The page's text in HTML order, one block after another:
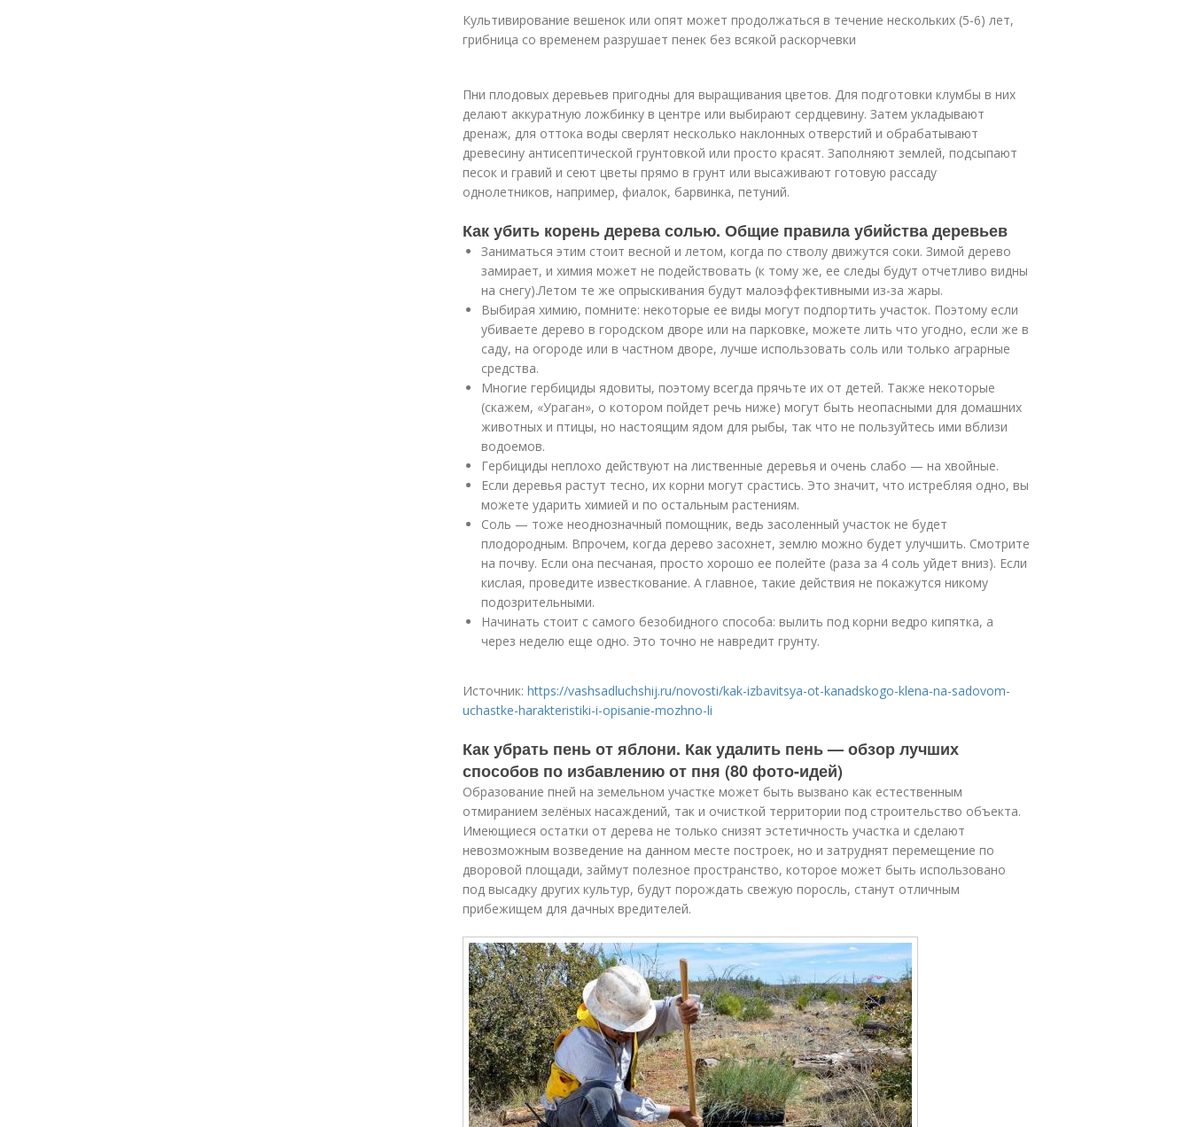
Культивирование вешенок или опят может продолжаться в течение нескольких (5-6) лет,
грибница со временем разрушает пенек без всякой раскорчевки
Пни плодовых деревьев пригодны для выращивания цветов. Для подготовки клумбы в них
делают аккуратную ложбинку в центре или выбирают сердцевину. Затем укладывают
дренаж, для оттока воды сверлят несколько наклонных отверстий и обрабатывают
древесину антисептической грунтовкой или просто красят. Заполняют землей, подсыпают
песок и гравий и сеют цветы прямо в грунт или высаживают готовую рассаду
однолетников, например, фиалок, барвинка, петуний.
Как убить корень дерева солью. Общие правила убийства деревьев
Заниматься этим стоит весной и летом, когда по стволу движутся соки. Зимой дерево
замирает, и химия может не подействовать (к тому же, ее следы будут отчетливо видны
на снегу).Летом те же опрыскивания будут малоэффективными из-за жары.
Выбирая химию, помните: некоторые ее виды могут подпортить участок. Поэтому если
убиваете дерево в городском дворе или на парковке, можете лить что угодно, если же в
саду, на огороде или в частном дворе, лучше использовать соль или только аграрные
средства.
Многие гербициды ядовиты, поэтому всегда прячьте их от детей. Также некоторые
(скажем, «Ураган», о котором пойдет речь ниже) могут быть неопасными для домашних
животных и птицы, но настоящим ядом для рыбы, так что не пользуйтесь ими вблизи
водоемов.
Гербициды неплохо действуют на лиственные деревья и очень слабо — на хвойные.
Если деревья растут тесно, их корни могут срастись. Это значит, что истребляя одно, вы
можете ударить химией и по остальным растениям.
Соль — тоже неоднозначный помощник, ведь засоленный участок не будет
плодородным. Впрочем, когда дерево засохнет, землю можно будет улучшить. Смотрите
на почву. Если она песчаная, просто хорошо ее полейте (раза за 4 соль уйдет вниз). Если
кислая, проведите известкование. А главное, такие действия не покажутся никому
подозрительными.
Начинать стоит с самого безобидного способа: вылить под корни ведро кипятка, а
через неделю еще одно. Это точно не навредит грунту.
Источник: https://vashsadluchshij.ru/novosti/kak-izbavitsya-ot-kanadskogo-klena-na-sadovom-
uchastke-harakteristiki-i-opisanie-mozhno-li
Как убрать пень от яблони. Как удалить пень — обзор лучших
способов по избавлению от пня (80 фото-идей)
Образование пней на земельном участке может быть вызвано как естественным
отмиранием зелёных насаждений, так и очисткой территории под строительство объекта.
Имеющиеся остатки от дерева не только снизят эстетичность участка и сделают
невозможным возведение на данном месте построек, но и затруднят перемещение по
дворовой площади, займут полезное пространство, которое может быть использовано
под высадку других культур, будут порождать свежую поросль, станут отличным
прибежищем для дачных вредителей.